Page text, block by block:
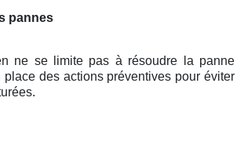
pannes
ne se limite pas à résoudre la panne
place des actions préventives pour éviter